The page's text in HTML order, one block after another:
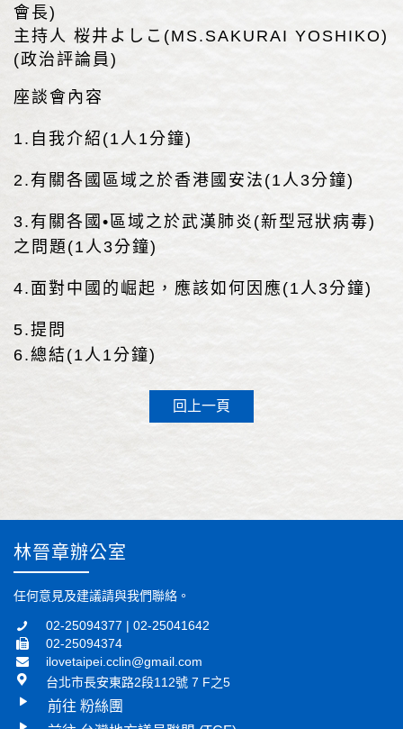
會長)
主持人 桜井よしこ(MS.SAKURAI YOSHIKO)
(政治評論員)
座談會內容
1.自我介紹(1人1分鐘)
2.有關各國區域之於香港國安法(1人3分鐘)
3.有關各國•區域之於武漢肺炎(新型冠狀病毒)
之問題(1人3分鐘)
4.面對中國的崛起，應該如何因應(1人3分鐘)
5.提問
6.總結(1人1分鐘)
回上一頁
林晉章辦公室
任何意見及建議請與我們聯絡。
02-25094377 | 02-25041642
02-25094374
ilovetaipei.cclin@gmail.com
台北市長安東路2段112號 7 F之5
前往 粉絲團